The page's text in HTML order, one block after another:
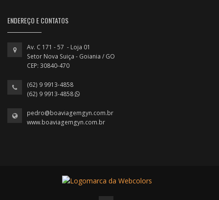
ENDEREÇO E CONTATOS
Av. C 171 - 57 - Loja 01
Setor Nova Suiça - Goiania / GO
CEP: 30840-470
(62) 9 9913-4858
(62) 9 9913-4858
pedro@boaviagemgyn.com.br
www.boaviagemgyn.com.br